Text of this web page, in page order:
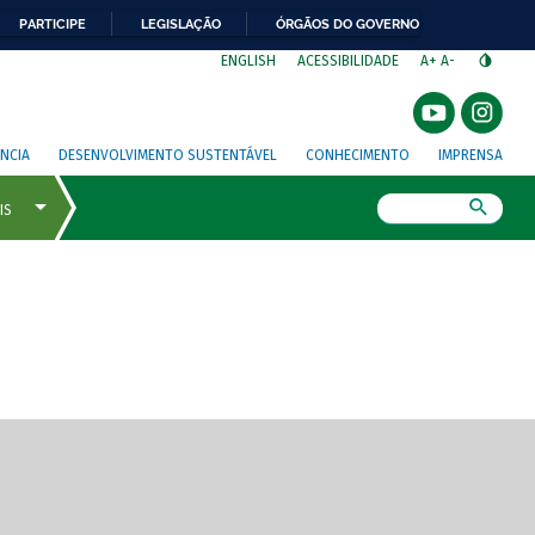
PARTICIPE LEGISLAÇÃO ÓRGÃOS DO GOVERNO
ENGLISH ACESSIBILIDADE A+ A-
DESENVOLVIMENTO SUSTENTÁVEL CONHECIMENTO IMPRENSA
de tela